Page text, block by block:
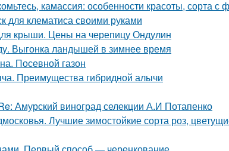
камассия: особенности красоты, сорта с
для клематиса своими руками
крыши. Цены на черепицу Ондулин
Выгонка ландышей в зимнее время
Посевной газон
Преимущества гибридной алычи
Амурский виноград селекции А.И Потапенко
Лучшие зимостойкие сорта роз,